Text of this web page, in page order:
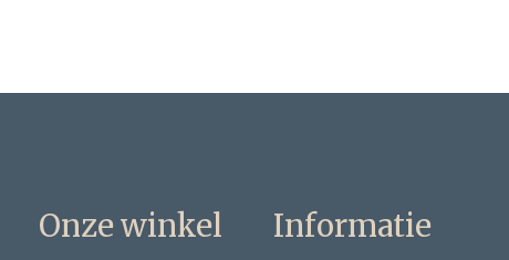
Onze winkel Informatie